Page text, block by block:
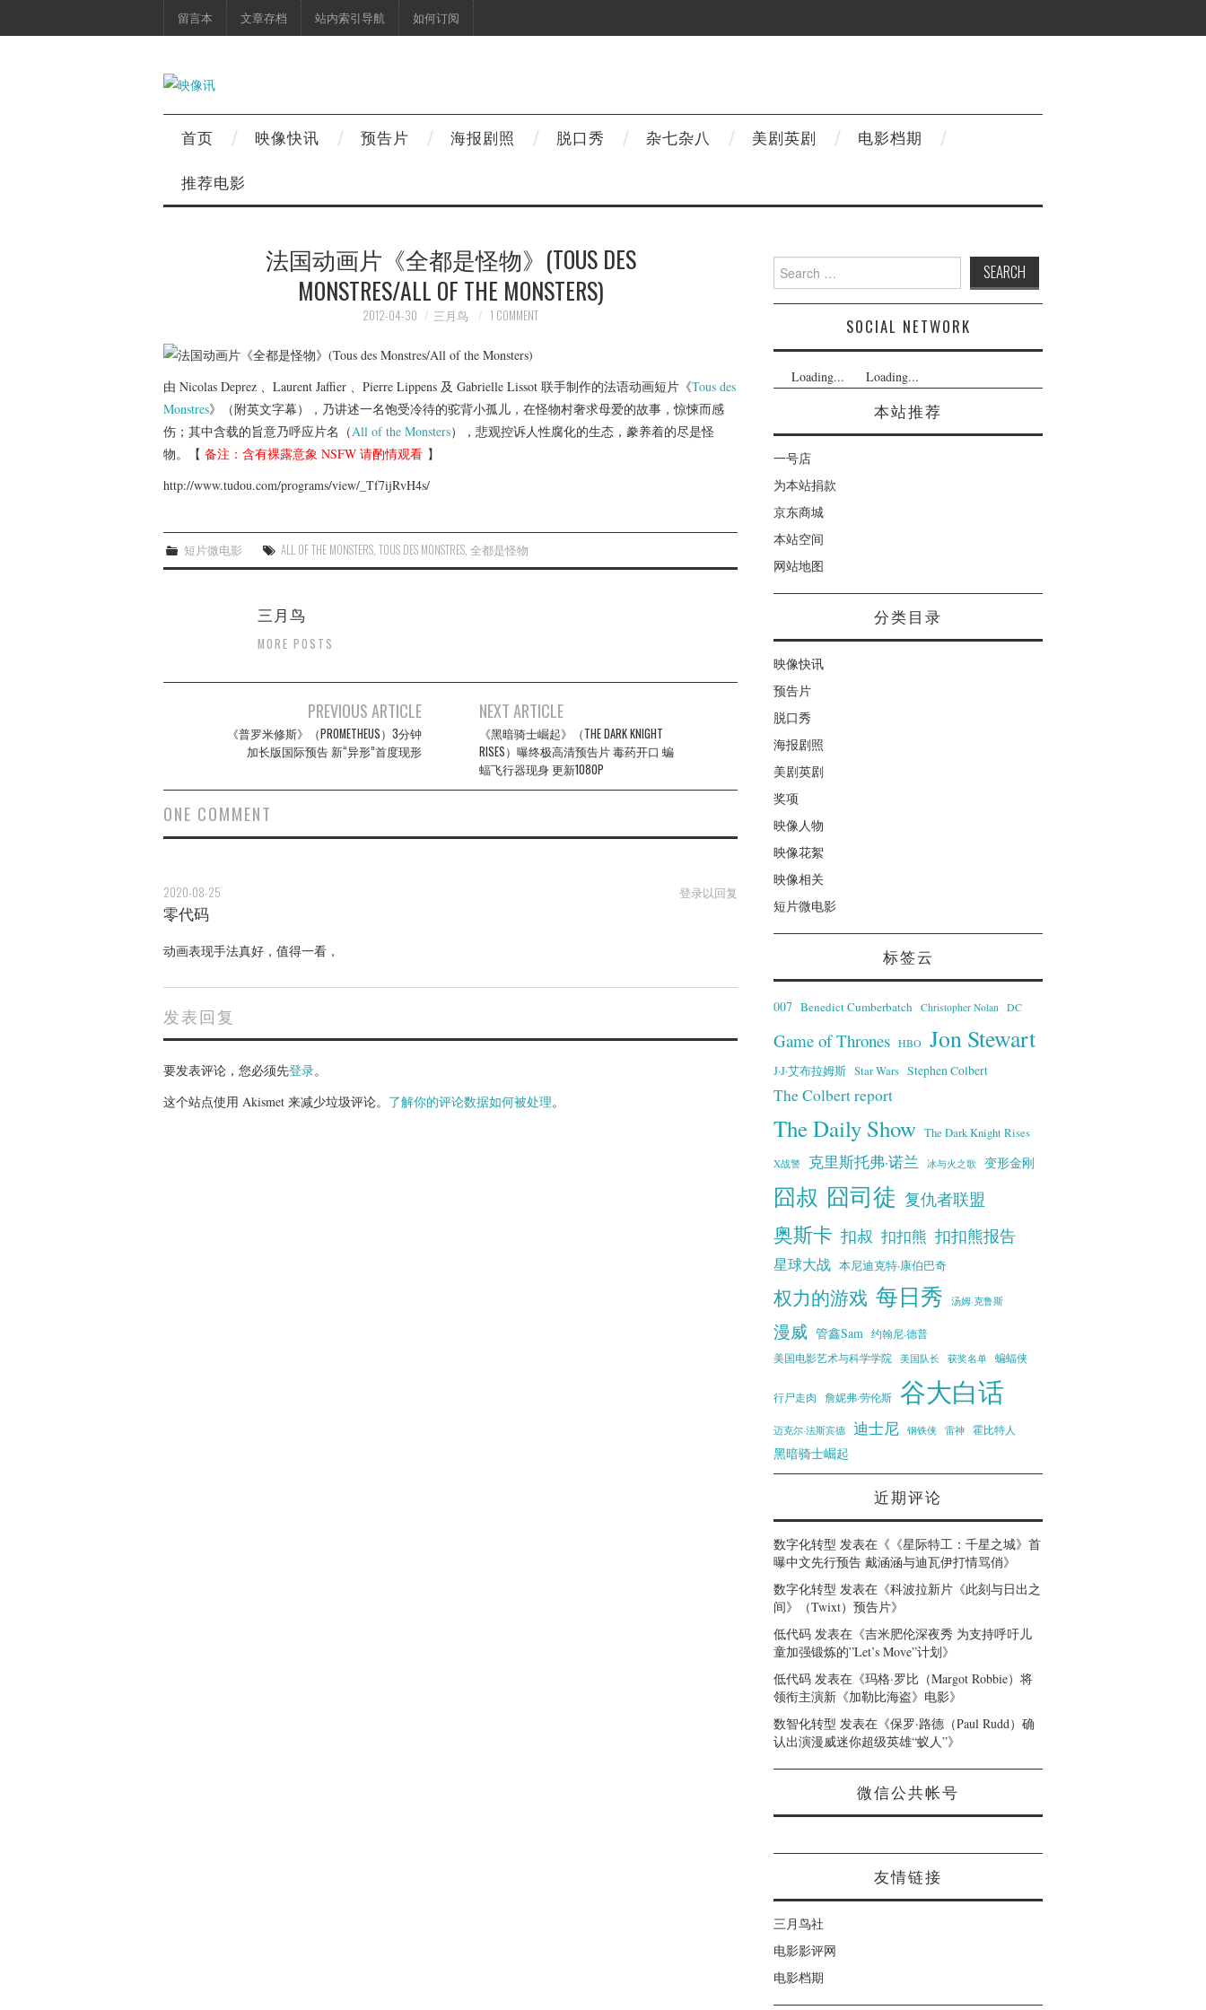
留言本 文章存档 站内索引导航 如何订阅
首页 映像快讯 预告片 海报剧照 脱口秀 杂七杂八 美剧英剧
电影档期
推荐电影
法国动画片《全都是怪物》(TOUS DES
MONSTRES/ALL OF THE MONSTERS)
2012-04-30 三月鸟 1 COMMENT
由 Nicolas Deprez 、Laurent Jaffier 、Pierre Lippens 及 Gabrielle Lissot 联手制作的法语动画短片《Tous des
Monstres》（附英文字幕），乃讲述一名饱受冷待的驼背小孤儿，在怪物村奢求母爱的故事，惊悚而感
伤；其中含载的旨意乃呼应片名（All of the Monsters），悲观控诉人性腐化的生态，豢养着的尽是怪
物。【 备注：含有裸露意象 NSFW 请酌情观看 】
http://www.tudou.com/programs/view/_Tf7ijRvH4s/
短片微电影 ALL OF THE MONSTERS,TOUS DES MONSTRES,全都是怪物
三月鸟
MORE POSTS
navigation
PREVIOUS ARTICLE
《普罗米修斯》（PROMETHEUS）3分钟
加长版国际预告 新“异形”首度现形
NEXT ARTICLE
《黑暗骑士崛起》（THE DARK KNIGHT
RISES）曝终极高清预告片 毒药开口 蝙
蝠飞行器现身 更新1080P
ONE COMMENT
登录以回复
2020-08-25
零代码
动画表现手法真好，值得一看，
发表回复
要发表评论，您必须先登录。
这个站点使用 Akismet 来减少垃圾评论。 了解你的评论数据如何被处理。
Search
for:
SOCIAL NETWORK
Loading... Loading...
本站推荐
一号店
为本站捐款
京东商城
本站空间
网站地图
分类目录
映像快讯
预告片
脱口秀
海报剧照
美剧英剧
奖项
映像人物
映像花絮
映像相关
短片微电影
标签云
007 Benedict Cumberbatch Christopher Nolan DC
Game of Thrones HBO Jon Stewart
J·J·艾布拉姆斯 Star Wars Stephen Colbert
The Colbert report
The Daily Show The Dark Knight Rises
X战警 克里斯托弗·诺兰 冰与火之歌 变形金刚
囧叔 囧司徒 复仇者联盟
奥斯卡 扣叔 扣扣熊 扣扣熊报告
星球大战 本尼迪克特·康伯巴奇
权力的游戏 每日秀 汤姆·克鲁斯
漫威 管鑫Sam 约翰尼·德普
美国电影艺术与科学学院 美国队长 获奖名单 蝙蝠侠
行尸走肉 詹妮弗·劳伦斯 谷大白话
迈克尔·法斯宾德 迪士尼 钢铁侠 雷神 霍比特人
黑暗骑士崛起
近期评论
数字化转型 发表在《 《星际特工：千星之城》首
曝中文先行预告 戴涵涵与迪瓦伊打情骂俏》
数字化转型 发表在《科波拉新片《此刻与日出之
间》（Twixt）预告片》
低代码 发表在《吉米肥伦深夜秀 为支持呼吁儿
童加强锻炼的”Let’s Move”计划》
低代码 发表在《玛格·罗比（Margot Robbie）将
领衔主演新《加勒比海盗》电影》
数智化转型 发表在《保罗·路德（Paul Rudd）确
认出演漫威迷你超级英雄“蚁人”》
微信公共帐号
友情链接
三月鸟社
电影影评网
电影档期